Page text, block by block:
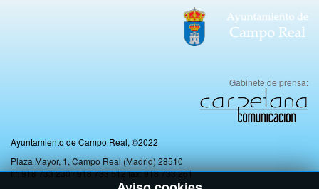
Gabinete de prensa:
Ayuntamiento de Campo Real, ©2022
Plaza Mayor, 1, Campo Real (Madrid) 28510
tlf: 918 733 230 / 918 733 512 fax: 918 733 261